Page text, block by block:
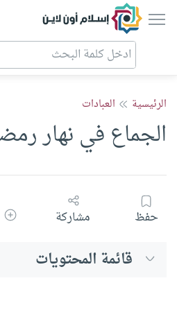
إسلام أون لاين
الرئيسية العبادات
الجماع في نهار
حفظ مشاركة
قائمة المحتويات